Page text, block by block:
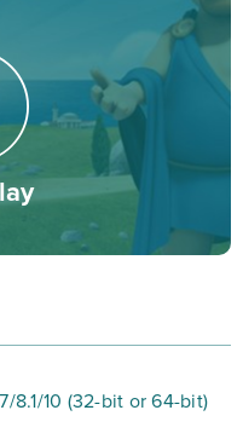
potężnych wojsk.
handlowych
innymi graczami.
przy Tobie
którym zawsze
poprzez rzut
na zbliżonym
8.1/10 (32-bit or 64-bit)